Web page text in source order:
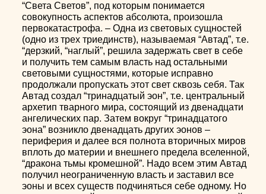
“Света Светов”, под которым понимается
совокупность аспектов абсолюта, произошла
первокатастрофа. – Одна из световых сущностей
(одно из трех триединств), называемая “Автад”, т.е.
“дерзкий, “наглый”, решила задержать свет в себе
и получить тем самым власть над остальными
световыми сущностями, которые исправно
продолжали пропускать этот свет сквозь себя. Так
Автад создал “тринадцатый эон”, т.е. центральный
архетип тварного мира, состоящий из двенадцати
ангелических пар. Затем вокруг “тринадцатого
эона” возникло двенадцать других эонов –
периферия и далее вся полнота вторичных миров
вплоть до материи и внешнего предела вселенной,
“дракона тьмы кромешной”. Надо всем этим Автад
получил неограниченную власть и заставил все
эоны и всех существ подчиняться себе одному. Но